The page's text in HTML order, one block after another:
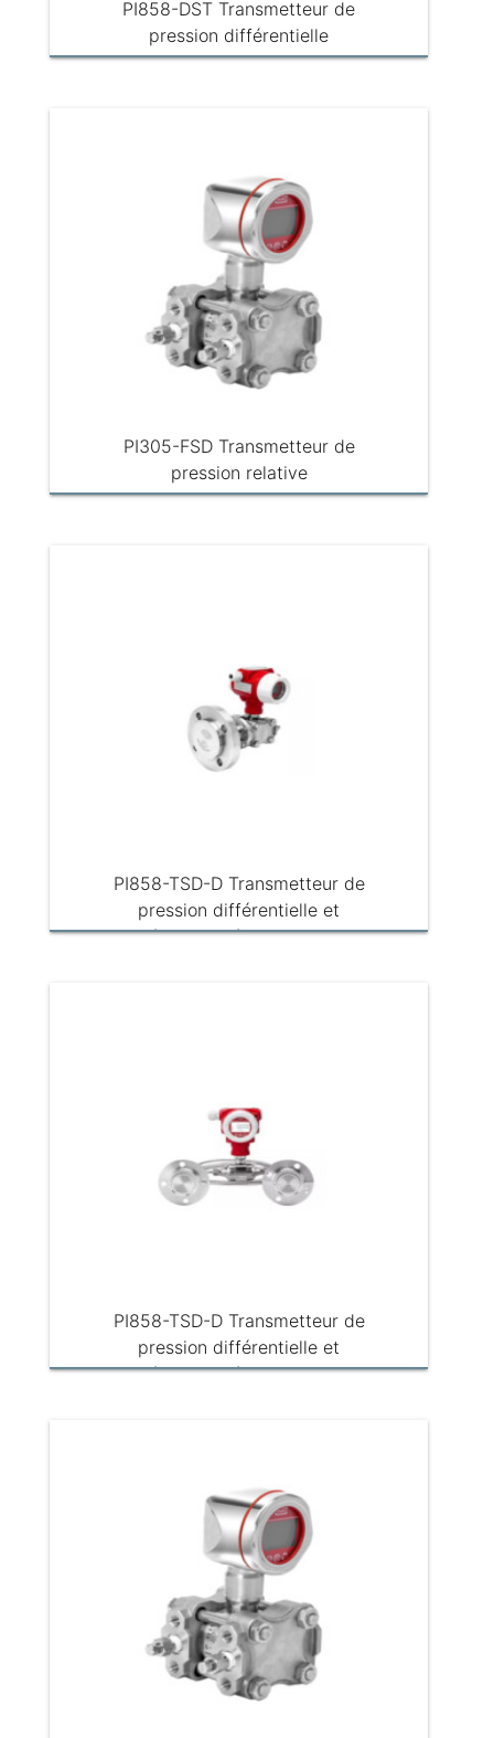
PI858-DST Transmetteur de
pression différentielle
PI305-FSD Transmetteur de
pression relative
PI858-TSD-D Transmetteur de
pression différentielle et
séparateur à membrane
PI858-TSD-D Transmetteur de
pression différentielle et
séparateur à membrane